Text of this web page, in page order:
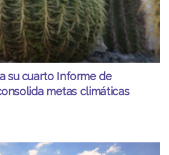
su cuarto Informe de
metas climáticas